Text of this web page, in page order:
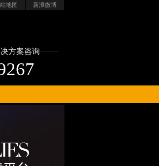
地图 新浪微博
方案咨询